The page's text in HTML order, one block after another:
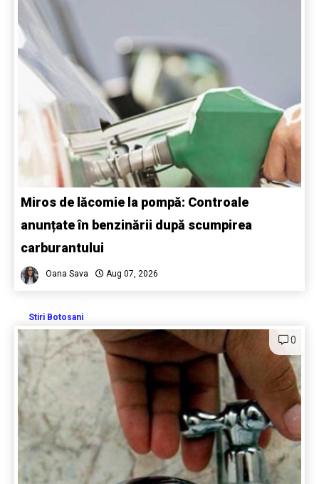
Miros de lăcomie la pompă: Controale
anunțate în benzinării după scumpirea
carburantului
Oana Sava Aug 07, 2026
Stiri Botosani
0